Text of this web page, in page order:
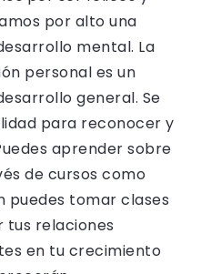
por alto una
mental. La
personal es un
general. Se
para reconocer y
aprender sobre
de cursos como
puedes tomar clases
relaciones
en tu crecimiento